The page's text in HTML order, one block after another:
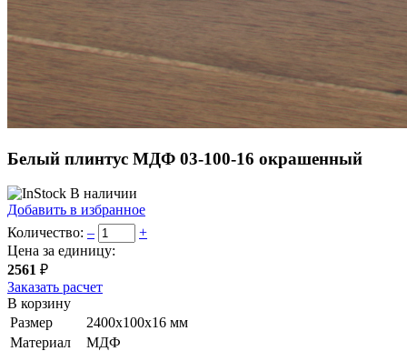
Белый плинтус МДФ 03-100-16 окрашенный
В наличии
Добавить в избранное
Количество: –
+
Цена за единицу:
2561 ₽
Заказать расчет
В корзину
Размер
2400х100х16 мм
Материал
МДФ